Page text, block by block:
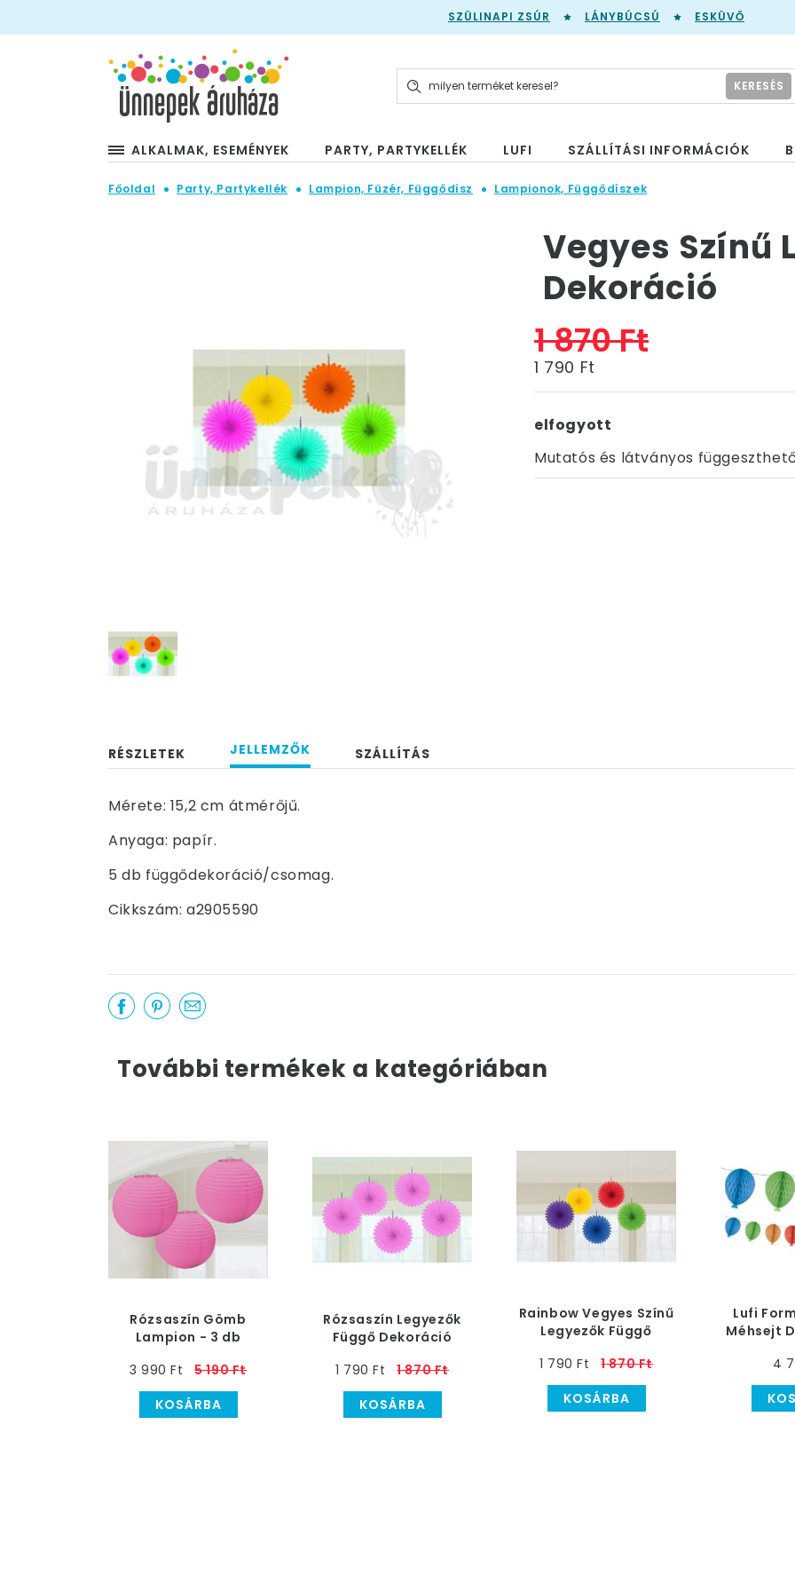
SZÜLINAPI ZSÚR LÁNYBÚCSÚ ESKÜVŐ
KERESÉS
ALKALMAK, ESEMÉNYEK PARTY, PARTYKELLÉK LUFI SZÁLLÍTÁSI INFORMÁCIÓK
Főoldal Party, Partykellék Lampion, Füzér, Függődísz Lampionok, Függődíszek
Vegyes Színű
Dekoráció
1 870 Ft
1 790 Ft
elfogyott
Mutatós és látványos
RÉSZLETEK JELLEMZŐK SZÁLLÍTÁS
Mérete: 15,2 cm átmérőjű.
Anyaga: papír.
5 db függődekoráció/csomag.
Cikkszám: a2905590
További termékek a kategóriában
Rózsaszín Gömb
Lampion - 3 db
3 990 Ft
5 190 Ft
KOSÁRBA
Rózsaszín Legyezők
Függő Dekoráció
1 790 Ft
1 870 Ft
KOSÁRBA
Rainbow Vegyes Színű
Legyezők Függő
db-os
1 790 Ft
1 870 Ft
KOSÁRBA
Lufi
Méhsejt
4